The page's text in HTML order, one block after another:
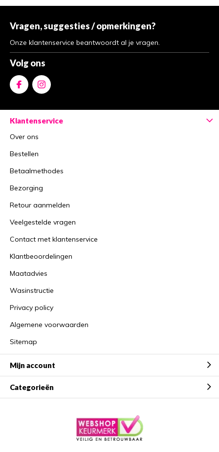
Vragen, suggesties / opmerkingen?
Onze klantenservice beantwoordt al je vragen.
Volg ons
Klantenservice
Over ons
Bestellen
Betaalmethodes
Bezorging
Retour aanmelden
Veelgestelde vragen
Contact met klantenservice
Klantbeoordelingen
Maatadvies
Wasinstructie
Privacy policy
Algemene voorwaarden
Sitemap
Mijn account
Categorieën